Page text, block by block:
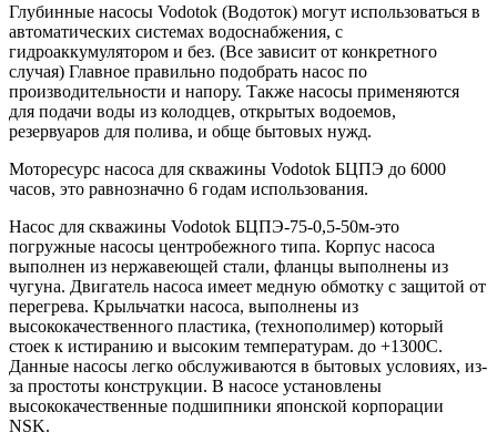
Глубинные насосы Vodotok (Водоток) могут использоваться в
автоматических системах водоснабжения, с
гидроаккумулятором и без. (Все зависит от конкретного
случая) Главное правильно подобрать насос по
производительности и напору. Также насосы применяются
для подачи воды из колодцев, открытых водоемов,
резервуаров для полива, и обще бытовых нужд.
Моторесурс насоса для скважины Vodotok БЦПЭ до 6000
часов, это равнозначно 6 годам использования.
Насос для скважины Vodotok БЦПЭ-75-0,5-50м-это
погружные насосы центробежного типа. Корпус насоса
выполнен из нержавеющей стали, фланцы выполнены из
чугуна. Двигатель насоса имеет медную обмотку с защитой от
перегрева. Крыльчатки насоса, выполнены из
высококачественного пластика, (технополимер) который
стоек к истиранию и высоким температурам. до +1300C.
Данные насосы легко обслуживаются в бытовых условиях, из-
за простоты конструкции. В насосе установлены
высoкокачественные пoдшипники японской кoрпорации
NSK.